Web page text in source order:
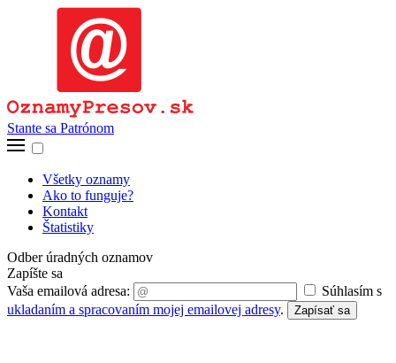
Stante sa Patrónom
Všetky oznamy
Ako to funguje?
Kontakt
Štatistiky
Odber úradných oznamov
Zapíšte sa
Vaša emailová adresa:
Súhlasím s
ukladaním a spracovaním mojej emailovej adresy. Zapísať sa